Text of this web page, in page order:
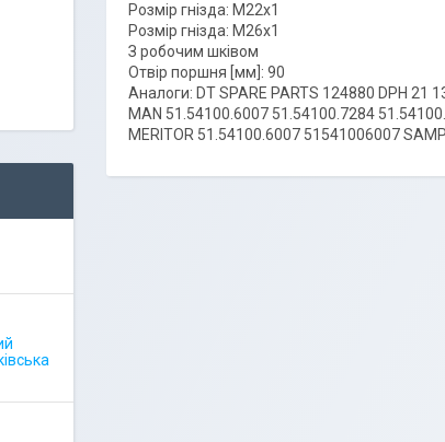
Розмір гнізда: M22x1
Розмір гнізда: M26x1
З робочим шківом
Отвір поршня [мм]: 90
Аналоги: DT SPARE PARTS 124880 DPH
MAN 51.54100.6007 51.54100.7284
MERITOR 51.54100.6007 51541006007